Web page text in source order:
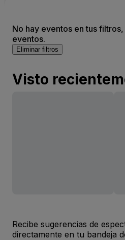
No hay eventos en tus
eventos.
Eliminar filtros
Visto
Recibe sugerencias de
directamente en tu bandeja